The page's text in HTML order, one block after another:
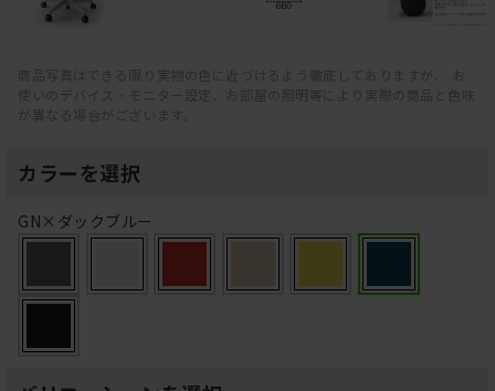
商品写真はできる限り実物の色に近づけるよう徹底しておりますが、 お
使いのデバイス・モニター設定、お部屋の照明等により実際の商品と色味
が異なる場合がございます。
カラーを選択
GN×ダックブルー